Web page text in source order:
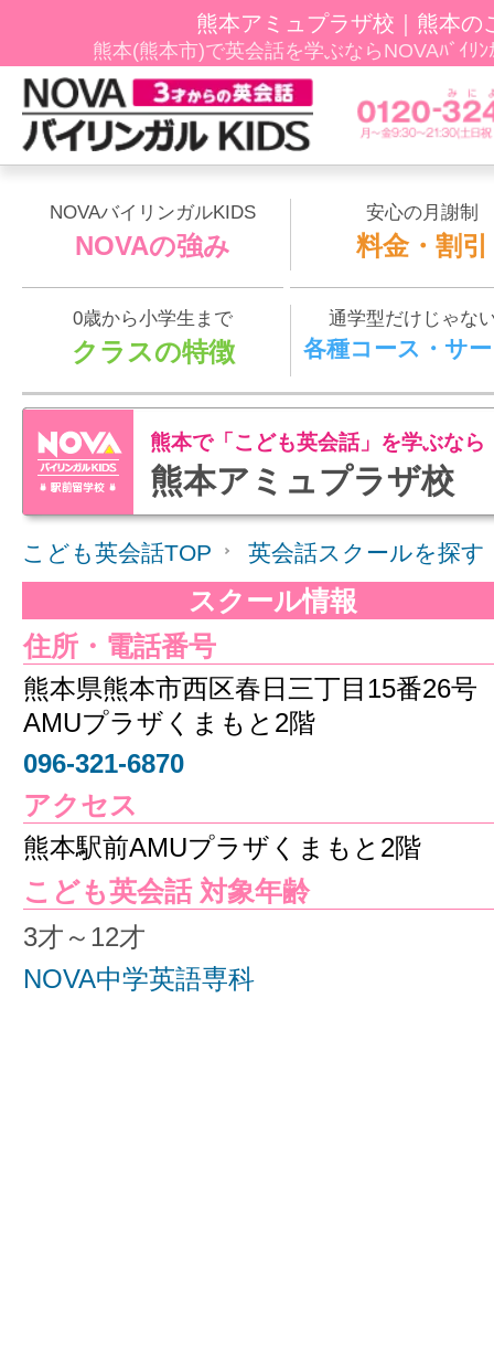
熊本アミュプラザ校｜熊本の
熊本(熊本市)で英会話を学ぶならNOVAﾊﾞｲﾘ
NOVAバイリンガルKIDS
NOVAの強み
安心の月謝制
料金・割引
0歳から小学生まで
クラスの特徴
通学型だけじゃな
各種コース・サ
熊本アミュプラザ校
熊本で「こども英会話」を学ぶなら
こども英会話TOP 英会話スクールを探す
スクール情報
住所・電話番号
熊本県熊本市西区春日三丁目15番26
AMUプラザくまもと2階
096-321-6870
アクセス
熊本駅前AMUプラザくまもと2階
こども英会話 対象年齢
3才～12才
NOVA中学英語専科